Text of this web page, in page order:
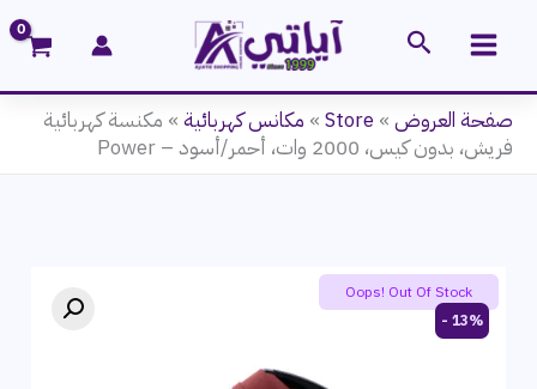
البحث
صفحة العروض »
Store
» مكانس كهربائية » مكنسة كهربائية
فريش، بدون كيس، 2000 وات، أحمر/أسود – Power
Oops! Out Of Stock
13% -